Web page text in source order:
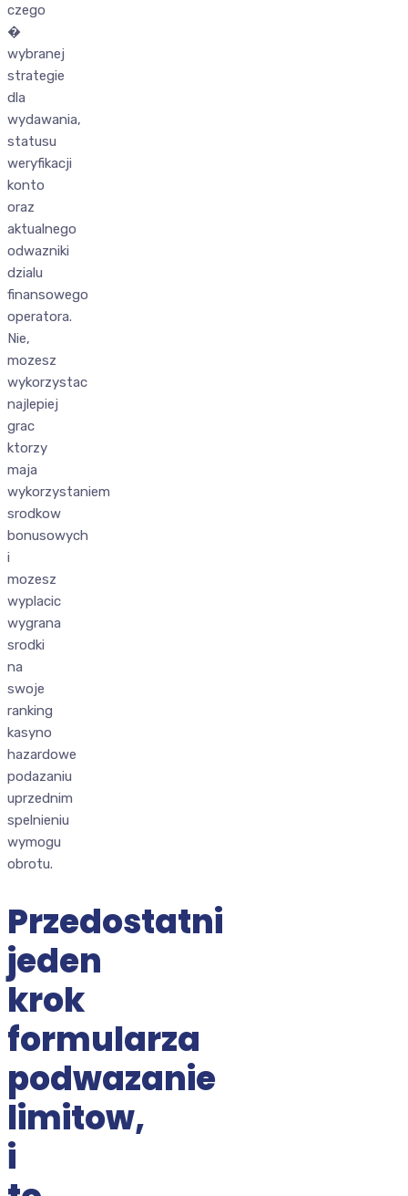
czego
�
wybranej
strategie
dla
wydawania,
statusu
weryfikacji
konto
oraz
aktualnego
odwazniki
dzialu
finansowego
operatora.
Nie,
mozesz
wykorzystac
najlepiej
grac
ktorzy
maja
wykorzystaniem
srodkow
bonusowych
i
mozesz
wyplacic
wygrana
srodki
na
swoje
ranking
kasyno
hazardowe
podazaniu
uprzednim
spelnieniu
wymogu
obrotu.
Przedostatni
jeden
krok
formularza
podwazanie
limitow,
i